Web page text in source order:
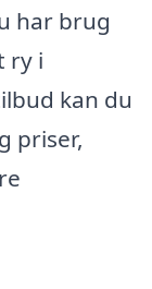
har brug
ry i
kan du
priser,